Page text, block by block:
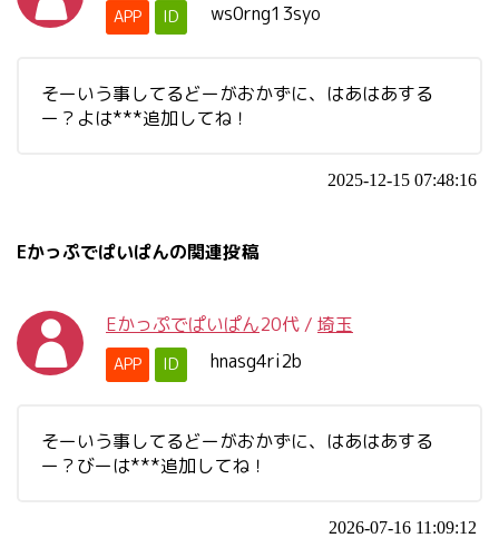
APP ID ws0rng13syo
そーいう事してるどーがおかずに、はあはあする
ー？よは***追加してね！
2025-12-15 07:48:16
Eかっぷでぱいぱんの関連投稿
Eかっぷでぱいぱん20代 / 埼玉
APP ID hnasg4ri2b
そーいう事してるどーがおかずに、はあはあする
ー？びーは***追加してね！
2026-07-16 11:09:12